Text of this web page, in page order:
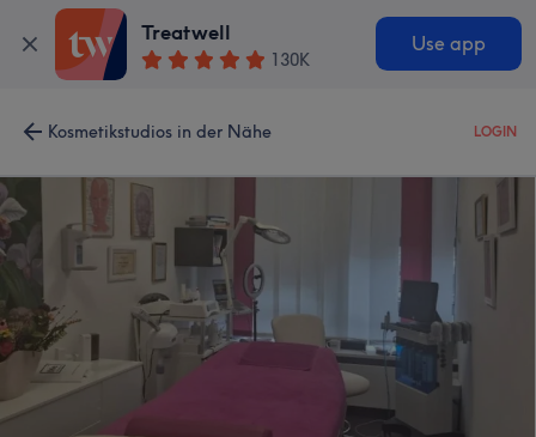
Treatwell
130K
Use app
Kosmetikstudios in der Nähe LOGIN